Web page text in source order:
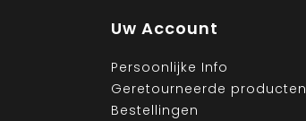
Uw Account
Persoonlijke Info
Geretourneerde producten
Bestellingen